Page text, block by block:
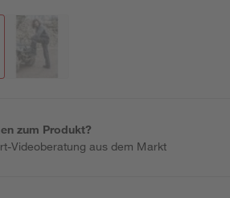
zum Produkt?
Videoberatung aus dem Markt